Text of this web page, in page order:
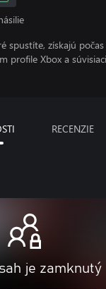
spustíte, získajú
profile Xbox a
RECENZIE
je zamknutý